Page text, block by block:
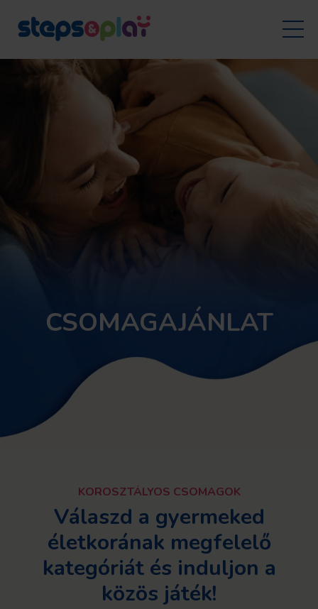
CSOMAGAJÁNLAT
KOROSZTÁLYOS CSOMAGOK
Válaszd a gyermeked
életkorának megfelelő
kategóriát és induljon a
közös játék!